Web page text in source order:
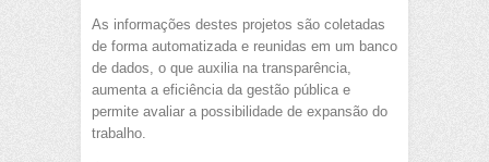
As informações destes projetos são coletadas
de forma automatizada e reunidas em um banco
de dados, o que auxilia na transparência,
aumenta a eficiência da gestão pública e
permite avaliar a possibilidade de expansão do
trabalho.